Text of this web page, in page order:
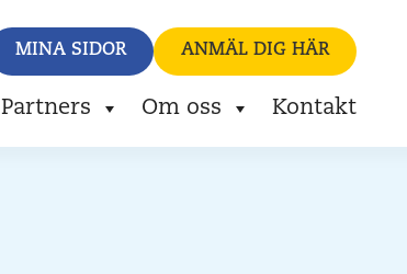
MINA SIDOR ANMÄL DIG HÄR
Partners Om oss Kontakt